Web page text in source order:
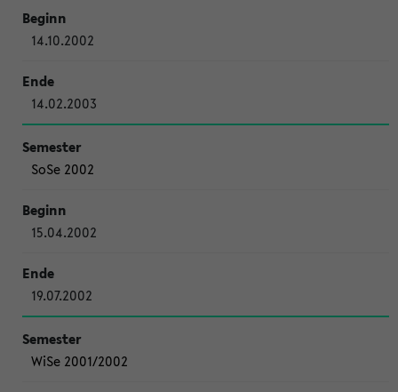
14.10.2002
14.02.2003
SoSe 2002
15.04.2002
19.07.2002
WiSe 2001/2002